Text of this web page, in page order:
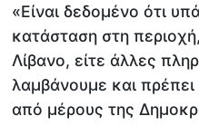
«Είναι δεδομένο ότι
κατάσταση στη
Λίβανο, είτε άλλες
λαμβάνουμε και
από μέρους της